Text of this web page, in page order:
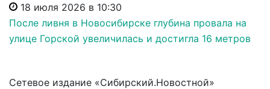
18 июля 2026 в 10:30
После ливня в Новосибирске глубина провала на
улице Горской увеличилась и достигла 16 метров
Сетевое издание «Сибирский.Новостной»